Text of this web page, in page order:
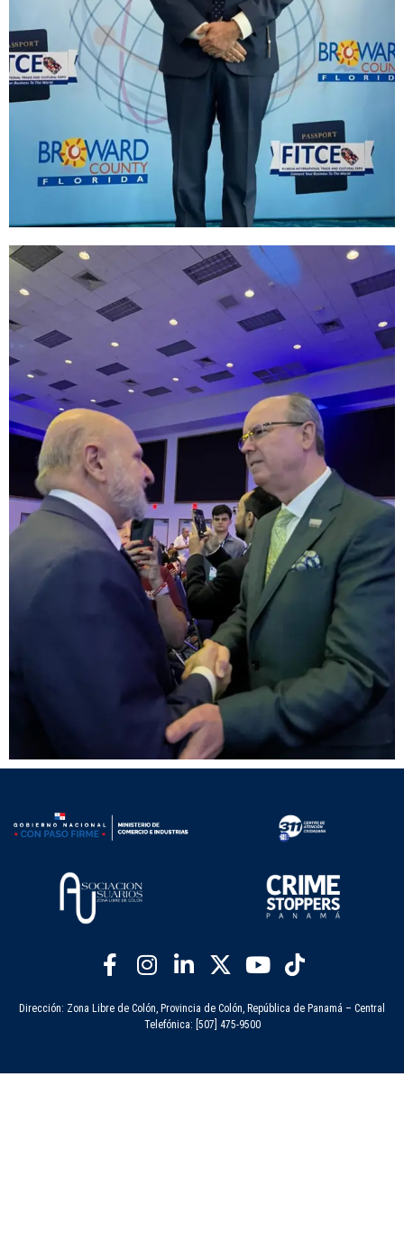
Dirección: Zona Libre de Colón, Provincia de Colón, República de Panamá – Central
Telefónica: [507] 475-9500